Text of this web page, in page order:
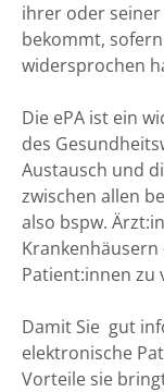
ihrer oder
bekommt,
widersprochen
Die ePA ist ein
des
Austausch und
zwischen allen
also bspw.
Patient:innen zu
Damit Sie gut
elektronische
Vorteile sie